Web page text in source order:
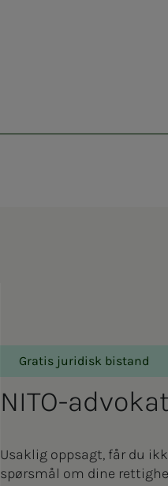
Gratis juridisk bistand
NITO-
Usaklig oppsagt, får du
spørsmål om dine